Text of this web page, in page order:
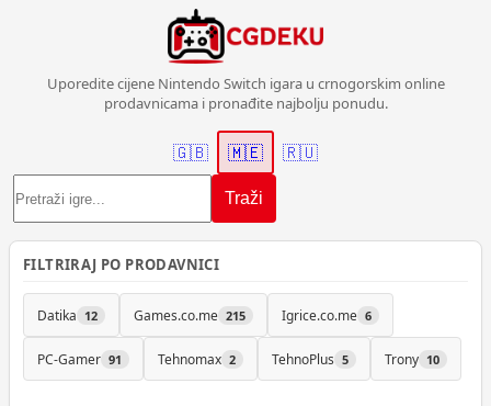
Uporedite cijene Nintendo Switch igara u crnogorskim online
prodavnicama i pronađite najbolju ponudu.
Traži
🇬🇧 🇲🇪 🇷🇺
FILTRIRAJ PO PRODAVNICI
Datika 12 Games.co.me 215 Igrice.co.me 6
PC-Gamer 91 Tehnomax 2 TehnoPlus 5 Trony 10